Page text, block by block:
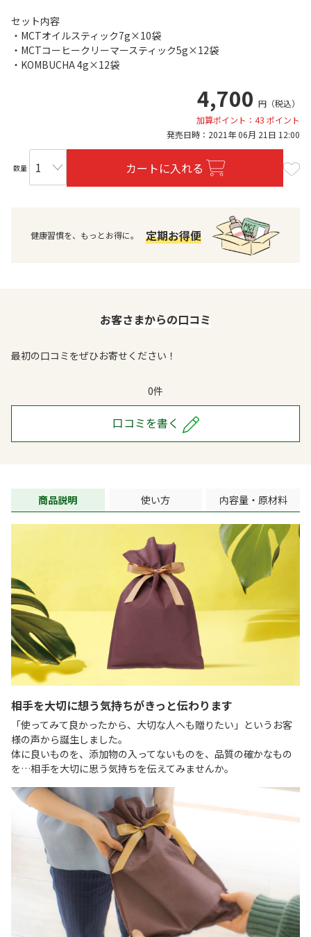
セット内容
・MCTオイルスティック7g×10袋
・MCTコーヒークリーマースティック5g×12袋
・KOMBUCHA 4g×12袋
4,700 円 （税込）
加算ポイント：43 ポイント
発売日時：2021年 06月 21日 12:00
数量 カートに入れる
健康習慣を、もっとお得に。 定期お得便
お客さまからの口コミ
最初の口コミをぜひお寄せください！
0件
口コミを書く
商品説明 使い方 内容量・原材料
相手を大切に想う気持ちがきっと伝わります
「使ってみて良かったから、大切な人へも贈りたい」というお客
様の声から誕生しました。
体に良いものを、添加物の入ってないものを、品質の確かなもの
を…相手を大切に思う気持ちを伝えてみませんか。